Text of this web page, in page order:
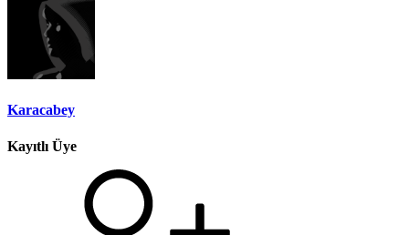
Karacabey
Kayıtlı Üye